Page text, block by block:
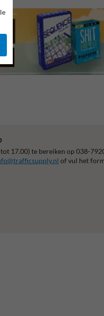
17.00) te bereiken op 038-
of vul het